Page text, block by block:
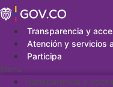
Saltar
al
contenidoTransparencia y
Atención y servicios
Participa
Menu
Transparencia y